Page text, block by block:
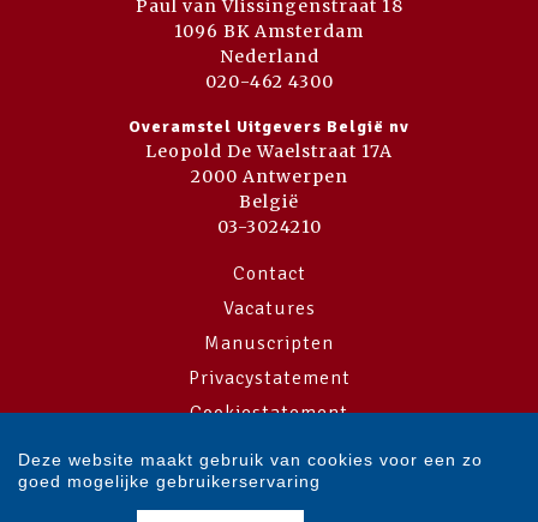
Paul van Vlissingenstraat 18
1096 BK Amsterdam
Nederland
020-462 4300
Overamstel Uitgevers België nv
Leopold De Waelstraat 17A
2000 Antwerpen
België
03-3024210
Contact
Vacatures
Manuscripten
Privacystatement
Cookiestatement
Cookie-instellingen
Deze website maakt gebruik van cookies voor een zo
goed mogelijke gebruikerservaring